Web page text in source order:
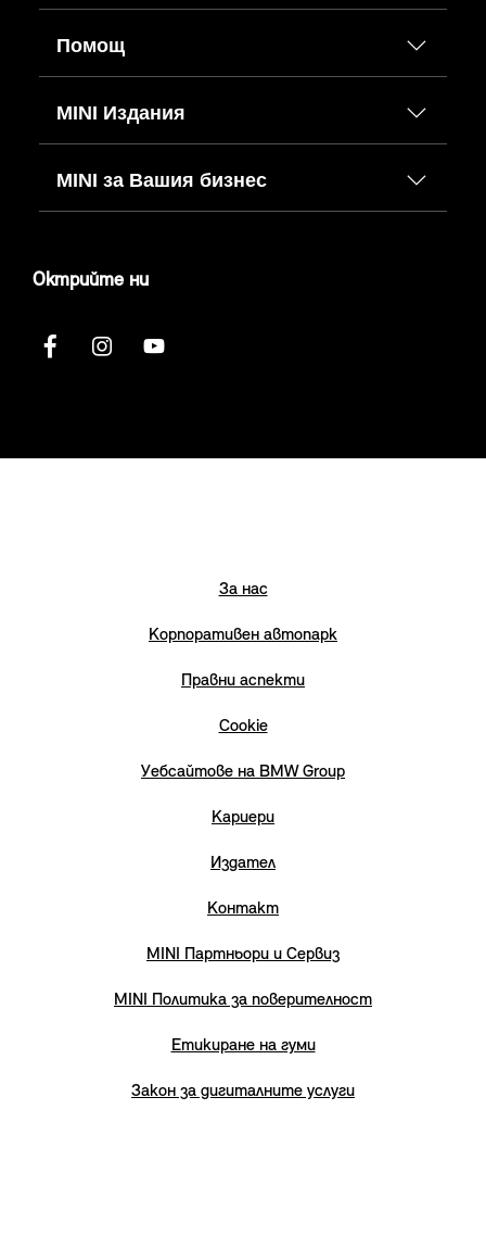
Помощ
MINI Издания
MINI за Вашия бизнес
Октрийте ни
За нас
Корпоративен автопарк
Правни аспекти
Cookie
Уебсайтове на BMW Group
Кариери
Издател
Контакт
MINI Партньори и Сервиз
MINI Политика за поверителност
Етикиране на гуми
Закон за дигиталните услуги